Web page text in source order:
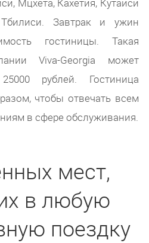
Завтрак и ужин
гостиницы. Такая
Viva-Georgia может
рублей. Гостиница
чтобы отвечать всем
в сфере обслуживания.
мест,
в любую
поездку